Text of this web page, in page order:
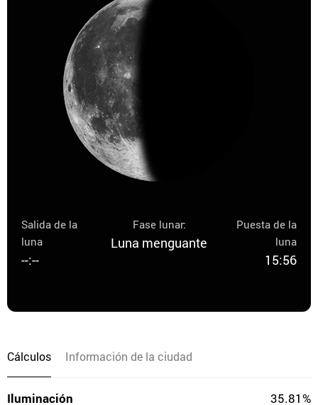
Salida de la
luna
--:--
Fase lunar:
Luna menguante
Puesta de la
luna
15:56
Cálculos Información de la ciudad
Iluminación
35.81%